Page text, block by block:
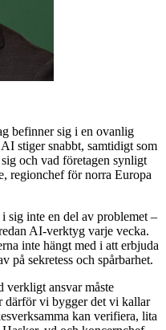
befinner sig i en ovanlig
stiger snabbt, samtidigt som
och vad företagen synligt
regionchef för norra Europa
sig inte en del av problemet –
AI-verktyg varje vecka.
inte hängt med i att erbjuda
på sekretess och spårbarhet.
ansvar måste
därför vi bygger det vi kallar
kan verifiera, lita